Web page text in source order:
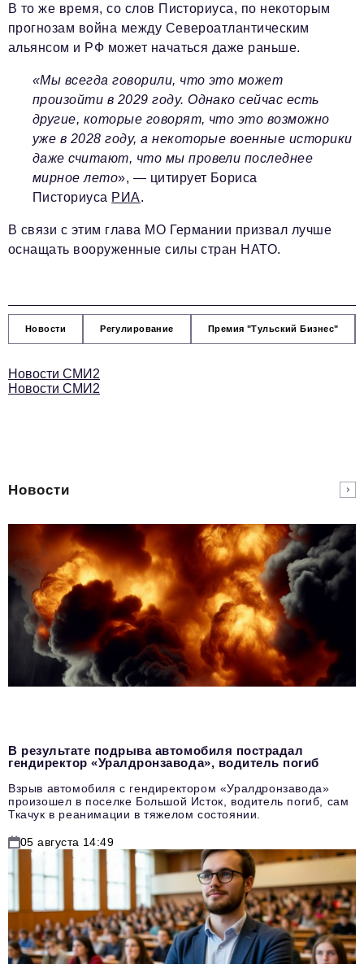
partner@business-magazine.online
В то же время, со слов Писториуса, по некоторым
прогнозам война между Североатлантическим
альянсом и РФ может начаться даже раньше.
«Мы всегда говорили, что это может
произойти в 2029 году. Однако сейчас есть
другие, которые говорят, что это возможно
уже в 2028 году, а некоторые военные историки
даже считают, что мы провели последнее
мирное лето», — цитирует Бориса
Писториуса РИА.
В связи с этим глава МО Германии призвал лучше
оснащать вооруженные силы стран НАТО.
Новости Регулирование Премия "Тульский Бизнес"
Новости СМИ2
Новости СМИ2
Новости
В результате подрыва автомобиля пострадал
гендиректор «Уралдронзавода», водитель погиб
Взрыв автомобиля с гендиректором «Уралдронзавода»
произошел в поселке Большой Исток, водитель погиб, сам
Ткачук в реанимации в тяжелом состоянии.
05 августа 14:49